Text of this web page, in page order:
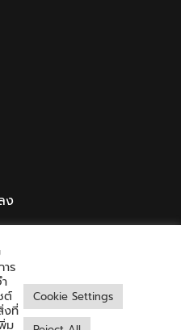
ง
ร
ต์
งที่
ม
Cookie Settings